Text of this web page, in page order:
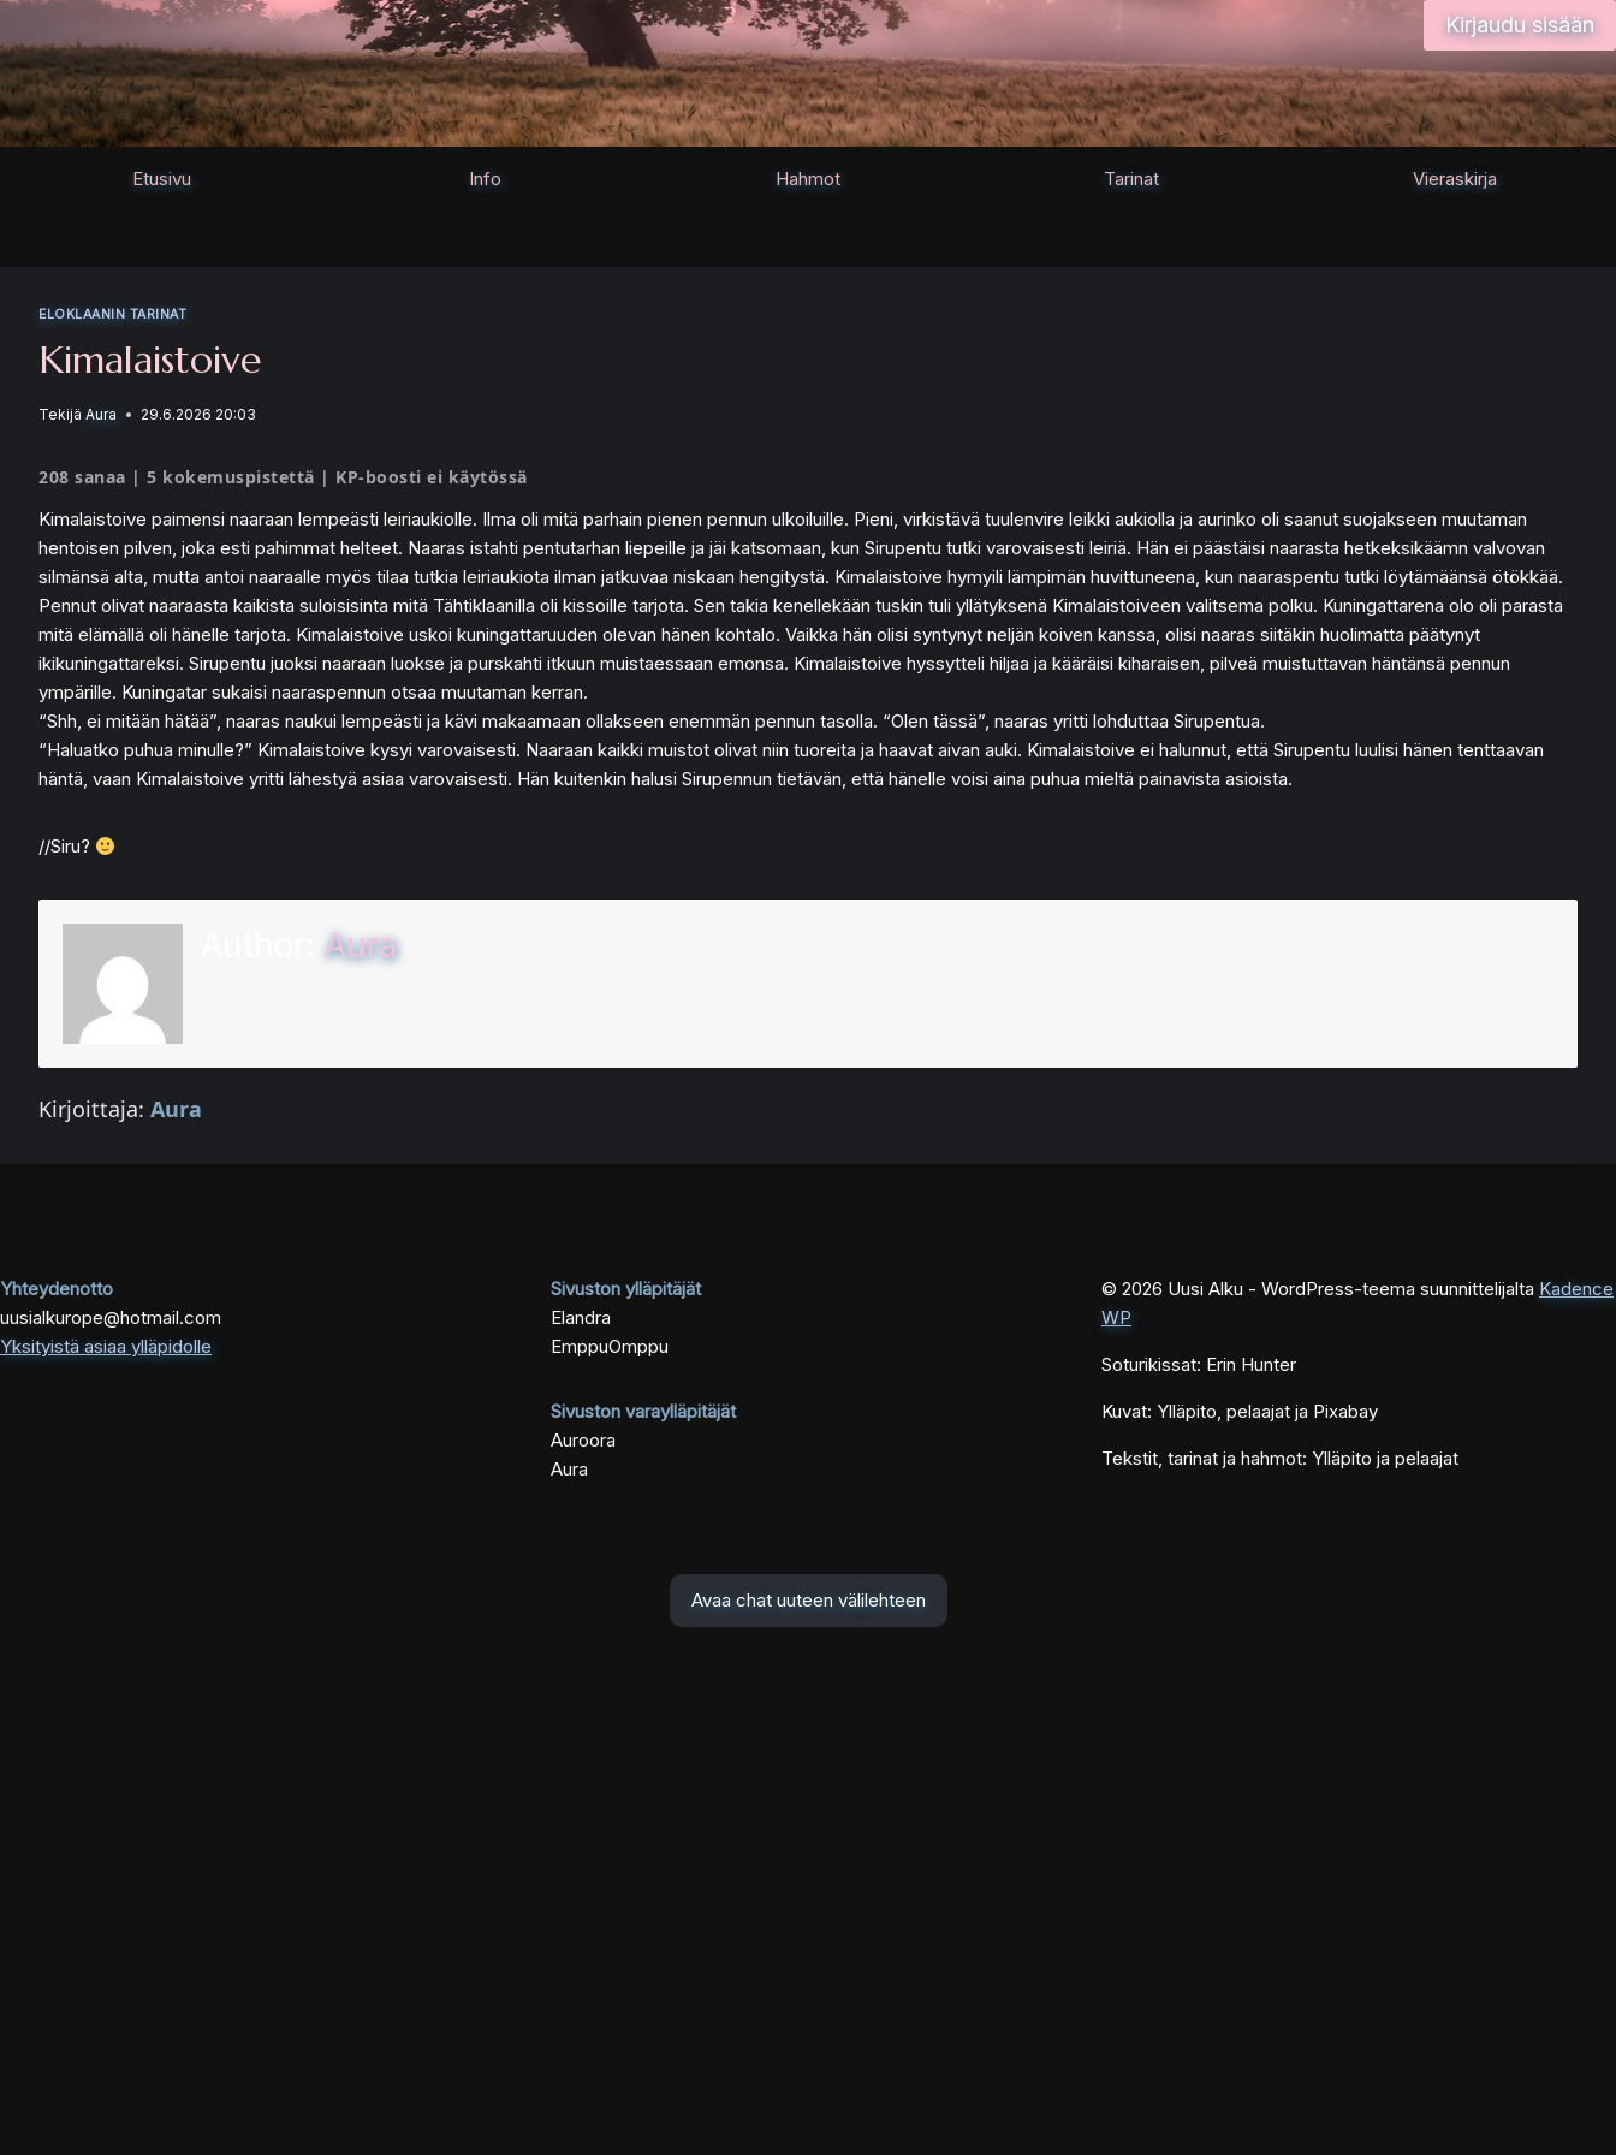
Siirry
sisältöön
Kirjaudu sisään
Etusivu Info Hahmot Tarinat Vieraskirja
ELOKLAANIN TARINAT
Kimalaistoive
Tekijä Aura 29.6.2026 20:03
208 sanaa | 5 kokemuspistettä | KP-boosti ei käytössä
Kimalaistoive paimensi naaraan lempeästi leiriaukiolle. Ilma oli mitä parhain pienen pennun ulkoiluille. Pieni, virkistävä tuulenvire leikki aukiolla ja aurinko oli saanut suojakseen muutaman
hentoisen pilven, joka esti pahimmat helteet. Naaras istahti pentutarhan liepeille ja jäi katsomaan, kun Sirupentu tutki varovaisesti leiriä. Hän ei päästäisi naarasta hetkeksikäämn valvovan
silmänsä alta, mutta antoi naaraalle myös tilaa tutkia leiriaukiota ilman jatkuvaa niskaan hengitystä. Kimalaistoive hymyili lämpimän huvittuneena, kun naaraspentu tutki löytämäänsä ötökkää.
Pennut olivat naaraasta kaikista suloisisinta mitä Tähtiklaanilla oli kissoille tarjota. Sen takia kenellekään tuskin tuli yllätyksenä Kimalaistoiveen valitsema polku. Kuningattarena olo oli parasta
mitä elämällä oli hänelle tarjota. Kimalaistoive uskoi kuningattaruuden olevan hänen kohtalo. Vaikka hän olisi syntynyt neljän koiven kanssa, olisi naaras siitäkin huolimatta päätynyt
ikikuningattareksi. Sirupentu juoksi naaraan luokse ja purskahti itkuun muistaessaan emonsa. Kimalaistoive hyssytteli hiljaa ja kääräisi kiharaisen, pilveä muistuttavan häntänsä pennun
ympärille. Kuningatar sukaisi naaraspennun otsaa muutaman kerran.
“Shh, ei mitään hätää”, naaras naukui lempeästi ja kävi makaamaan ollakseen enemmän pennun tasolla. “Olen tässä”, naaras yritti lohduttaa Sirupentua.
“Haluatko puhua minulle?” Kimalaistoive kysyi varovaisesti. Naaraan kaikki muistot olivat niin tuoreita ja haavat aivan auki. Kimalaistoive ei halunnut, että Sirupentu luulisi hänen tenttaavan
häntä, vaan Kimalaistoive yritti lähestyä asiaa varovaisesti. Hän kuitenkin halusi Sirupennun tietävän, että hänelle voisi aina puhua mieltä painavista asioista.
//Siru?
Aura
Kirjoittaja: Aura
Yhteydenotto
uusialkurope@hotmail.com
Yksityistä asiaa ylläpidolle
Sivuston ylläpitäjät
Elandra
EmppuOmppu
Sivuston varaylläpitäjät
Auroora
Aura
© 2026 Uusi Alku - WordPress-teema suunnittelijalta Kadence
WP
Soturikissat: Erin Hunter
Kuvat: Ylläpito, pelaajat ja Pixabay
Tekstit, tarinat ja hahmot: Ylläpito ja pelaajat
Avaa chat uuteen välilehteen